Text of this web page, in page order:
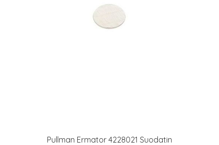
Pullman Ermator 4228021 Suodatin